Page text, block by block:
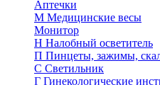
Аптечки
М Медицинские весы
Монитор
Н Налобный осветитель
П Пинцеты, зажимы,
С Светильник
Г Гинекологические